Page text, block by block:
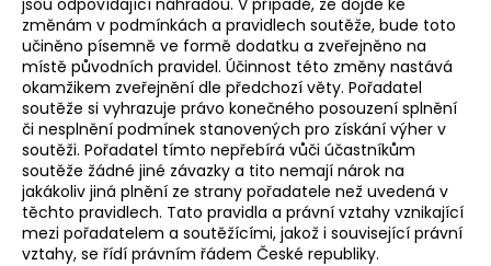
změnám v podmínkách a pravidlech soutěže, bude toto
učiněno písemně ve formě dodatku a zveřejněno na
místě původních pravidel. Účinnost této změny nastává
okamžikem zveřejnění dle předchozí věty. Pořadatel
soutěže si vyhrazuje právo konečného posouzení splnění
či nesplnění podmínek stanovených pro získání výher v
soutěži. Pořadatel tímto nepřebírá vůči účastníkům
soutěže žádné jiné závazky a tito nemají nárok na
jakákoliv jiná plnění ze strany pořadatele než uvedená v
těchto pravidlech. Tato pravidla a právní vztahy vznikající
mezi pořadatelem a soutěžícími, jakož i související právní
vztahy, se řídí právním řádem České republiky.